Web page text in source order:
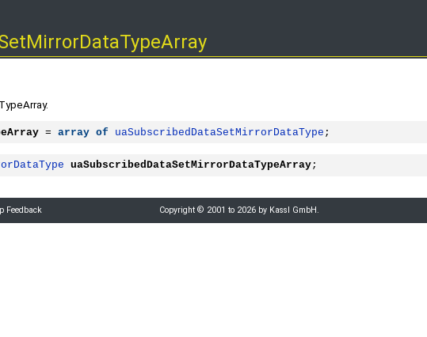
= array of uaSubscribedDataSetMirrorDataType ;
uaSubscribedDataSetMirrorDataTypeArray;
Feedback Copyright © 2001 to 2026 by Kassl GmbH.